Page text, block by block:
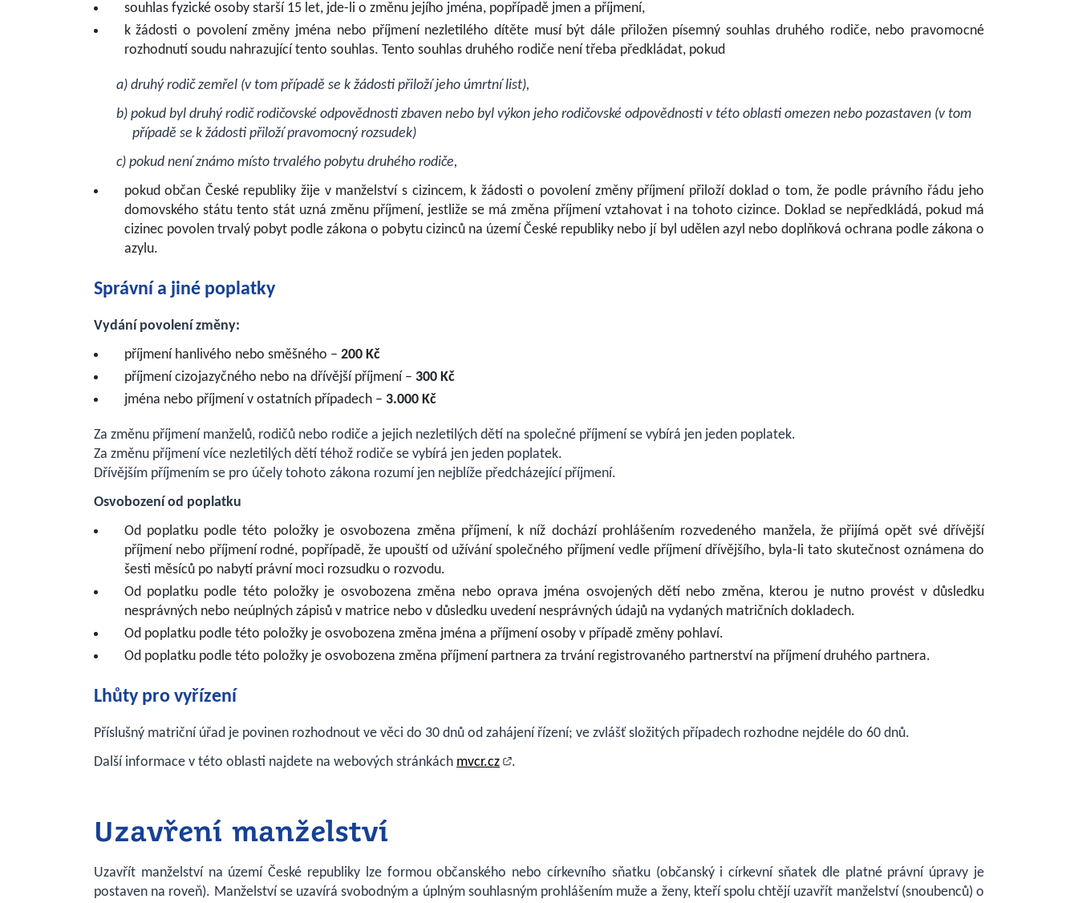
souhlas fyzické osoby starší 15 let, jde-li o změnu jejího jména, popřípadě jmen a příjmení,
k žádosti o povolení změny jména nebo příjmení nezletilého dítěte musí být dále přiložen písemný souhlas druhého rodiče, nebo pravomocné
rozhodnutí soudu nahrazující tento souhlas. Tento souhlas druhého rodiče není třeba předkládat, pokud
a) druhý rodič zemřel (v tom případě se k žádosti přiloží jeho úmrtní list),
b) pokud byl druhý rodič rodičovské odpovědnosti zbaven nebo byl výkon jeho rodičovské odpovědnosti v této oblasti omezen nebo pozastaven (v tom
případě se k žádosti přiloží pravomocný rozsudek)
c) pokud není známo místo trvalého pobytu druhého rodiče,
pokud občan České republiky žije v manželství s cizincem, k žádosti o povolení změny příjmení přiloží doklad o tom, že podle právního řádu jeho
domovského státu tento stát uzná změnu příjmení, jestliže se má změna příjmení vztahovat i na tohoto cizince. Doklad se nepředkládá, pokud má
cizinec povolen trvalý pobyt podle zákona o pobytu cizinců na území České republiky nebo jí byl udělen azyl nebo doplňková ochrana podle zákona o
azylu.
Správní a jiné poplatky
Vydání povolení změny:
příjmení hanlivého nebo směšného – 200 Kč
příjmení cizojazyčného nebo na dřívější příjmení – 300 Kč
jména nebo příjmení v ostatních případech – 3.000 Kč
Za změnu příjmení manželů, rodičů nebo rodiče a jejich nezletilých dětí na společné příjmení se vybírá jen jeden poplatek.
Za změnu příjmení více nezletilých dětí téhož rodiče se vybírá jen jeden poplatek.
Dřívějším příjmením se pro účely tohoto zákona rozumí jen nejblíže předcházející příjmení.
Osvobození od poplatku
Od poplatku podle této položky je osvobozena změna příjmení, k níž dochází prohlášením rozvedeného manžela, že přijímá opět své dřívější
příjmení nebo příjmení rodné, popřípadě, že upouští od užívání společného příjmení vedle příjmení dřívějšího, byla-li tato skutečnost oznámena do
šesti měsíců po nabytí právní moci rozsudku o rozvodu.
Od poplatku podle této položky je osvobozena změna nebo oprava jména osvojených dětí nebo změna, kterou je nutno provést v důsledku
nesprávných nebo neúplných zápisů v matrice nebo v důsledku uvedení nesprávných údajů na vydaných matričních dokladech.
Od poplatku podle této položky je osvobozena změna jména a příjmení osoby v případě změny pohlaví.
Od poplatku podle této položky je osvobozena změna příjmení partnera za trvání registrovaného partnerství na příjmení druhého partnera.
Lhůty pro vyřízení
Příslušný matriční úřad je povinen rozhodnout ve věci do 30 dnů od zahájení řízení; ve zvlášť složitých případech rozhodne nejdéle do 60 dnů.
Další informace v této oblasti najdete na webových stránkách mvcr.cz .
Uzavření manželství
Uzavřít manželství na území České republiky lze formou občanského nebo církevního sňatku (občanský i církevní sňatek dle platné právní úpravy je
postaven na roveň). Manželství se uzavírá svobodným a úplným souhlasným prohlášením muže a ženy, kteří spolu chtějí uzavřít manželství (snoubenců) o